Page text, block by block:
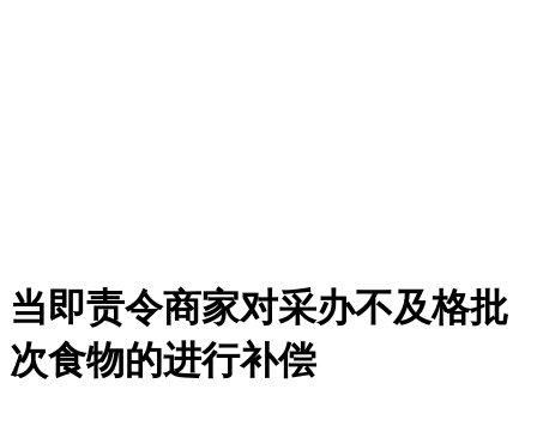
当即责令商家对采办不及格批
次食物的进行补偿